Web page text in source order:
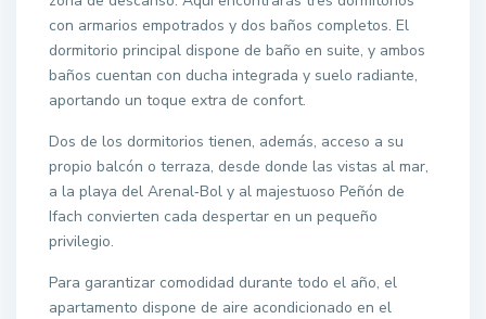
con armarios empotrados y dos baños completos. El
dormitorio principal dispone de baño en suite, y ambos
baños cuentan con ducha integrada y suelo radiante,
aportando un toque extra de confort.
Dos de los dormitorios tienen, además, acceso a su
propio balcón o terraza, desde donde las vistas al mar,
a la playa del Arenal‑Bol y al majestuoso Peñón de
Ifach convierten cada despertar en un pequeño
privilegio.
Para garantizar comodidad durante todo el año, el
apartamento dispone de aire acondicionado en el